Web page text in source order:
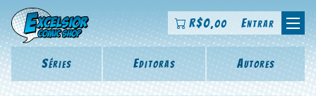
R$0,00 Entrar
Séries Editoras Autores